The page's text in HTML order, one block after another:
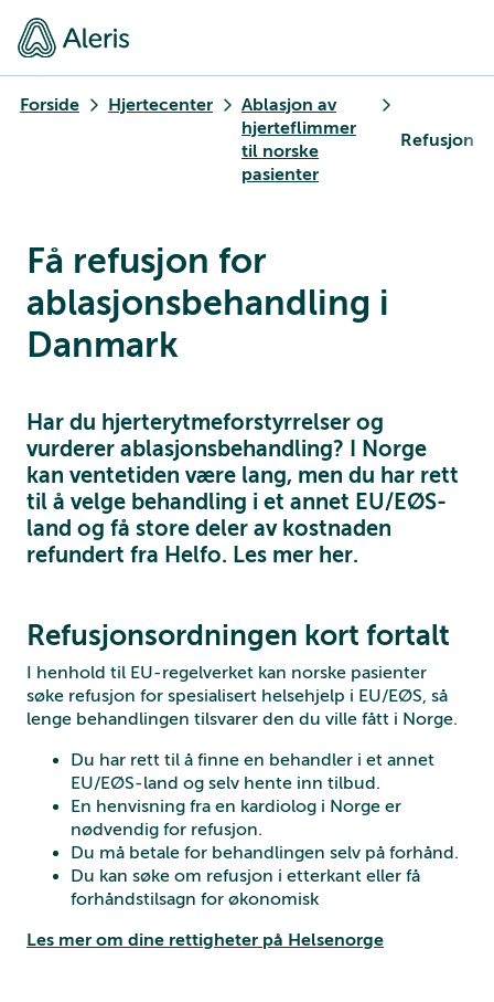
Forside Hjertecenter
Ablasjon av
hjerteflimmer
til norske
pasienter
Refusjon
Få refusjon for
ablasjonsbehandling i
Danmark
Har du hjerterytmeforstyrrelser og
vurderer ablasjonsbehandling? I Norge
kan ventetiden være lang, men du har rett
til å velge behandling i et annet EU/EØS-
land og få store deler av kostnaden
refundert fra Helfo. Les mer her.
Refusjonsordningen kort fortalt
I henhold til EU-regelverket kan norske pasienter
søke refusjon for spesialisert helsehjelp i EU/EØS, så
lenge behandlingen tilsvarer den du ville fått i Norge.
Du har rett til å finne en behandler i et annet
EU/EØS-land og selv hente inn tilbud.
En henvisning fra en kardiolog i Norge er
nødvendig for refusjon.
Du må betale for behandlingen selv på forhånd.
Du kan søke om refusjon i etterkant eller få
forhåndstilsagn for økonomisk
Les mer om dine rettigheter på Helsenorge